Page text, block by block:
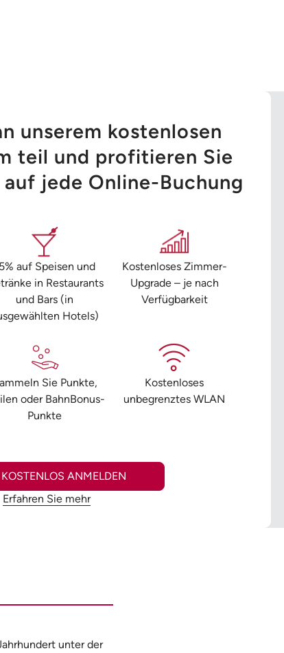
unserem kostenlosen
teil und profitieren Sie
auf jede Online-Buchung
auf Speisen und
in Restaurants
und Bars (in
Hotels)
Kostenloses Zimmer-
Upgrade – je nach
Verfügbarkeit
Sie Punkte,
oder BahnBonus-
Punkte
Kostenloses
unbegrenztes WLAN
ANMELDEN
Erfahren Sie mehr
unter der